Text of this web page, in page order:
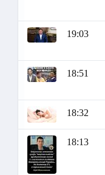
19:03
18:51
18:32
18:13